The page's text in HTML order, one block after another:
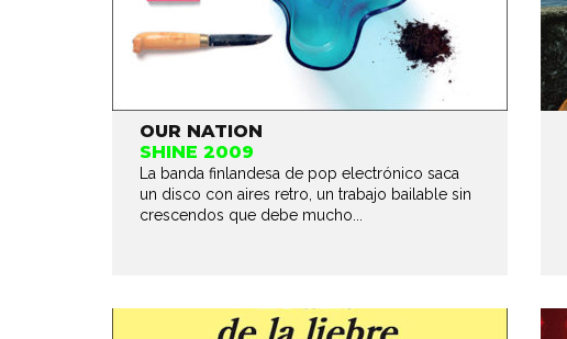
OUR NATION
SHINE 2009
La banda finlandesa de pop electrónico saca
un disco con aires retro, un trabajo bailable sin
crescendos que debe mucho...